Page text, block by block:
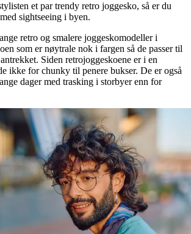
et par trendy retro joggesko, så er du
sightseeing i byen.
retro og smalere joggeskomodeller i
som er nøytrale nok i fargen så de passer til
Siden retrojoggeskoene er i en
ikke for chunky til penere bukser. De er også
dager med trasking i storbyer enn for